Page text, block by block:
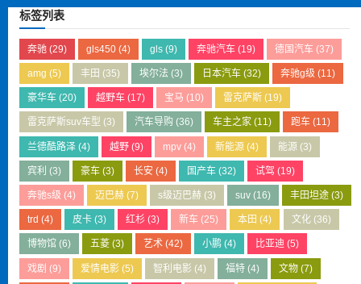
标签列表
奔驰(29) gls450(4) gls (9) 奔驰汽车 (19) 德国汽车 (37)
amg (5) 丰田 (35) 埃尔法 (3) 日本汽车 (32) 奔驰g级 (11)
豪华车(20) 越野车(17) 宝马 (10) 雷克萨斯 (19)
雷克萨斯suv车型 (3) 汽车导购 (36) 车主之家 (11) 跑车 (11)
兰德酷路泽(4) 越野(9) mpv (4) 新能源 (4) 能源 (3)
宾利 (3) 豪车(3) 长安 (4) 国产车 (32) 试驾 (19)
奔驰s级 (4) 迈巴赫(7) s级迈巴赫 (3) suv (16) 丰田坦途 (3)
trd (4) 皮卡(3) 红杉 (3) 新车 (25) 本田 (4) 文化(36)
博物馆(6) 五菱(3) 艺术 (42) 小鹏 (4) 比亚迪 (5)
戏剧 (9) 爱情电影(5) 智利电影 (4) 福特 (4) 文物 (7)